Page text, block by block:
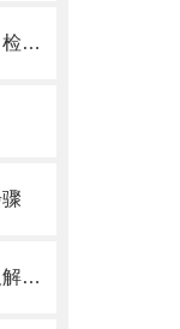
冷水机膨胀阀节流选型调整状态、检测技巧方法
低温制冷机阀门容易卡住的原因及解决办法